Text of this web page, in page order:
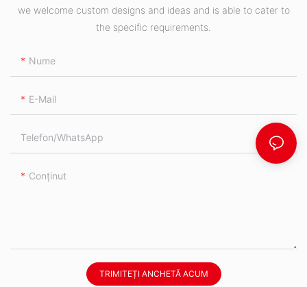
we welcome custom designs and ideas and is able to cater to
the specific requirements.
Nume
E-Mail
Telefon/WhatsApp
Conţinut
TRIMITEȚI ANCHETĂ ACUM